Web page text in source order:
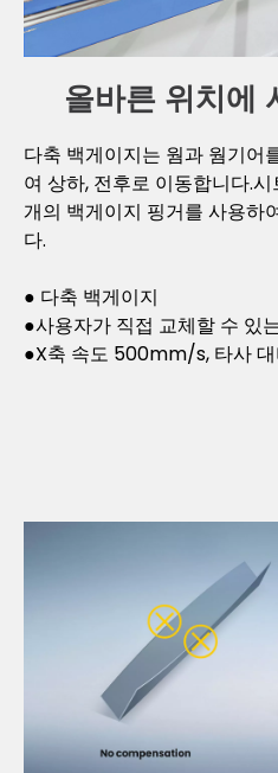
올바른 위치에
다축 백게이지는 웜과 웜기어
여 상하, 전후로 이동합니다.
개의 백게이지 핑거를 사용하
다.
● 다축 백게이지
●사용자가 직접 교체할 수 있
●X축 속도 500mm/s, 타사 대